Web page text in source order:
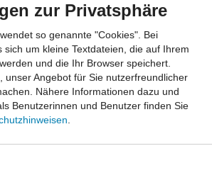
einer Softwarelösung zur
im Hinblick auf Vereinfachung von
Nutzerzufriedenheit und das Potenzial
Erweiterung mit Anbindung an DEMIS,
IG.NRW/MediRIG
"Integration des ärztlichen
und den
Höxter - Lippe - Paderborn"
zur Privatsphäre
so genannte "Cookies". Bei
sich um kleine Textdateien, die auf Ihrem
und die Ihr Browser speichert.
unser Angebot für Sie nutzerfreundlicher
Nähere Informationen dazu und
Benutzerinnen und Benutzer finden Sie